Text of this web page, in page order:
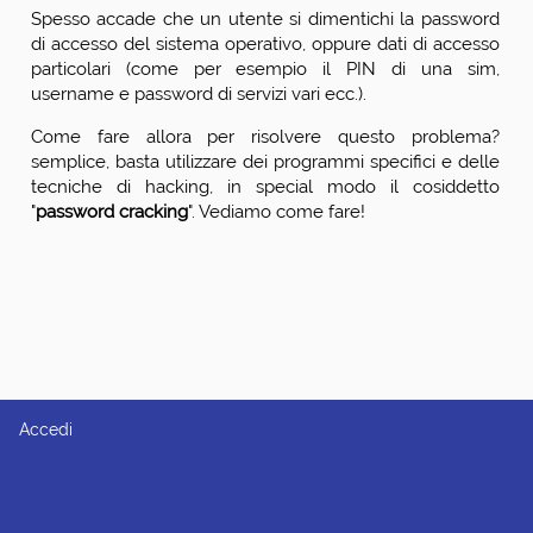
Spesso accade che un utente si dimentichi la password
di accesso del sistema operativo, oppure dati di accesso
particolari (come per esempio il PIN di una sim,
username e password di servizi vari ecc.).
Come fare allora per risolvere questo problema?
semplice, basta utilizzare dei programmi specifici e delle
tecniche di hacking, in special modo il cosiddetto
"password cracking". Vediamo come fare!
Accedi